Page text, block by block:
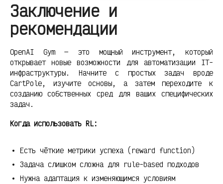
Заключение и
рекомендации
OpenAI Gym — это мощный инструмент, который
открывает новые возможности для автоматизации IT-
инфраструктуры. Начните с простых задач вроде
CartPole, изучите основы, а затем переходите к
созданию собственных сред для ваших специфических
задач.
Когда использовать RL:
Есть чёткие метрики успеха (reward function)
Задача слишком сложна для rule-based подходов
Нужна адаптация к изменяющимся условиям